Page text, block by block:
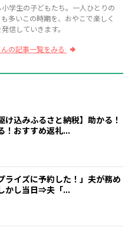
学生の子どもたち。一人ひとりの
多いこの時期を、おやこで楽しく
信していきます。
の記事一覧をみる
け込みふるさと納税】助かる！
！おすすめ返礼...
ライズに予約した！」夫が務め
かし当日⇒夫「...